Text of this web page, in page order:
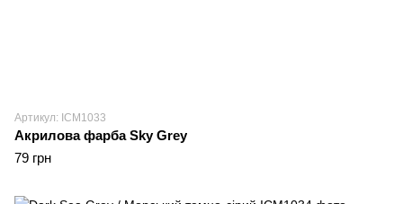
Артикул: ICM1033
Акрилова фарба Sky Grey
79 грн